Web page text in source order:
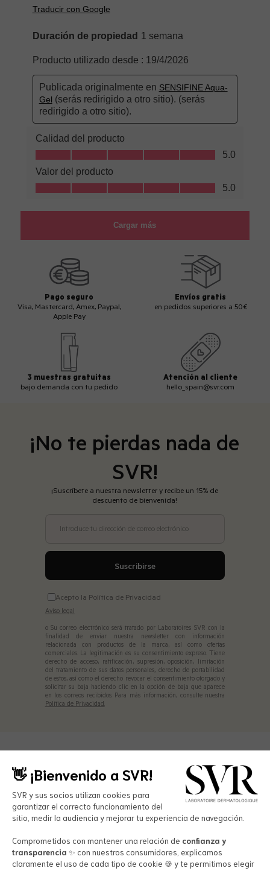
Pago seguro
Visa, Mastercard, Amex, Paypal,
Apple Pay
Envíos gratis
en pedidos superiores a 50€
3 muestras gratuitas
bajo demanda con tu pedido
Atención al cliente
hello_spain@svr.com
¡No te pierdas nada de
SVR!
¡Suscríbete a nuestra newsletter y recibe un 15% de
descuento de bienvenida!
Introduce tu dirección de correo electrónico
Suscribirse
Acepto la Política de Privacidad
Aviso legal
o Su correo electrónico será tratado por Laboratoires SVR con la
finalidad de enviar nuestra newsletter con información
relacionada con productos de la marca, así como ofertas
comerciales. La legitimación es su consentimiento expreso. Tiene
derecho de acceso, ratificación, supresión, oposición, limitación
del tratamiento de sus datos personales, derecho de portabilidad
de estos, así como el derecho revocar el consentimiento otorgado y
solicitar su baja haciendo clic en la opción de baja que aparece
en los correos recibidos. Para más información, consulte nuestra
Política de Privacidad.
Cuidado facial
Cuidado corporal
El laboratorio
👋 ¡Bienvenido a SVR!
SVR y sus socios utilizan cookies para
garantizar el correcto funcionamiento del
sitio, medir la audiencia y mejorar tu experiencia de navegación.
Comprometidos con mantener una relación de confianza y
transparencia ✨ con nuestros consumidores, explicamos
claramente el uso de cada tipo de cookie 🍪 y te permitimos elegir